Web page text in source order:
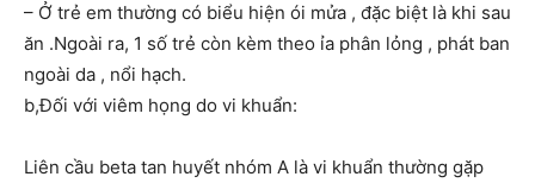
– Ở trẻ em thường có biểu hiện ói mửa , đặc biệt là khi sau
ăn .Ngoài ra, 1 số trẻ còn kèm theo ỉa phân lỏng , phát ban
ngoài da , nổi hạch.
b,Đối với viêm họng do vi khuẩn:
Liên cầu beta tan huyết nhóm A là vi khuẩn thường gặp